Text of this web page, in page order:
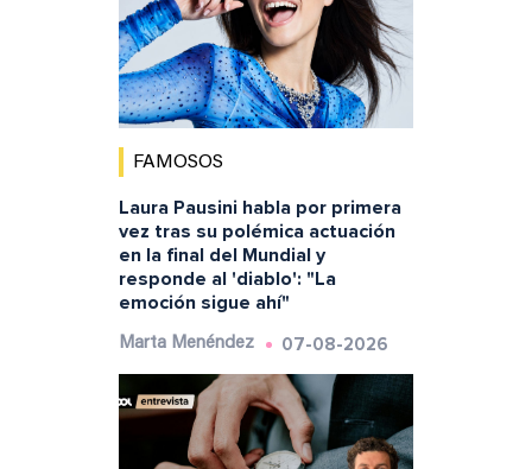
FAMOSOS
Laura Pausini habla por primera
vez tras su polémica actuación
en la final del Mundial y
responde al 'diablo': "La
emoción sigue ahí"
Marta Menéndez 07-08-2026